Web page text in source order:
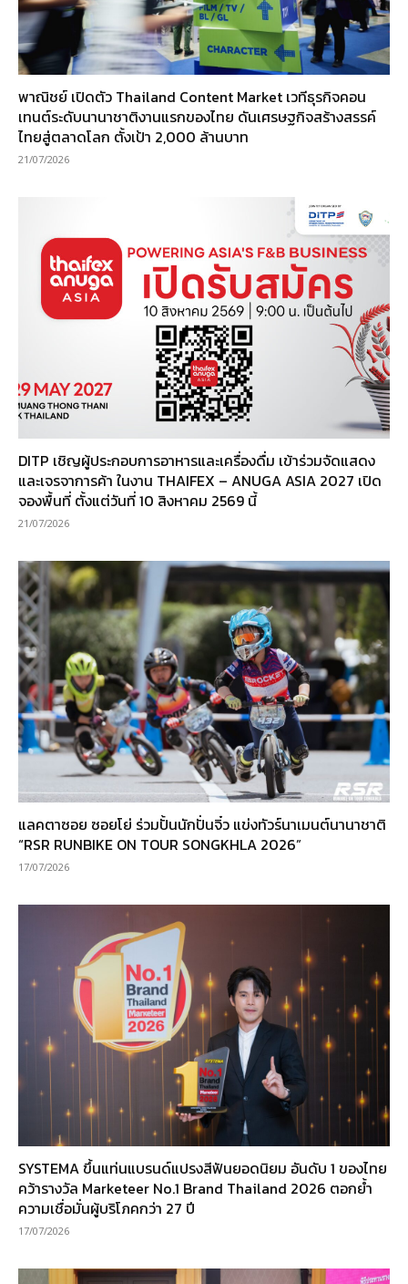
พาณิชย์ เปิดตัว Thailand Content Market เวทีธุรกิจคอน
เทนต์ระดับนานาชาติงานแรกของไทย ดันเศรษฐกิจสร้างสรรค์
ไทยสู่ตลาดโลก ตั้งเป้า 2,000 ล้านบาท
21/07/2026
DITP เชิญผู้ประกอบการอาหารและเครื่องดื่ม เข้าร่วมจัดแสดง
และเจรจาการค้า ในงาน THAIFEX – ANUGA ASIA 2027 เปิด
จองพื้นที่ ตั้งแต่วันที่ 10 สิงหาคม 2569 นี้
21/07/2026
แลคตาซอย ซอยโย่ ร่วมปั้นนักปั่นจิ๋ว แข่งทัวร์นาเมนต์นานาชาติ
“RSR RUNBIKE ON TOUR SONGKHLA 2026”
17/07/2026
SYSTEMA ขึ้นแท่นแบรนด์แปรงสีฟันยอดนิยม อันดับ 1 ของไทย
คว้ารางวัล Marketeer No.1 Brand Thailand 2026 ตอกย้ำ
ความเชื่อมั่นผู้บริโภคกว่า 27 ปี
17/07/2026